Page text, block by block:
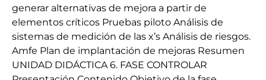
generar alternativas de mejora a partir de
elementos críticos Pruebas piloto Análisis de
sistemas de medición de las x’s Análisis de riesgos.
Amfe Plan de implantación de mejoras Resumen
UNIDAD DIDÁCTICA 6. FASE CONTROLAR